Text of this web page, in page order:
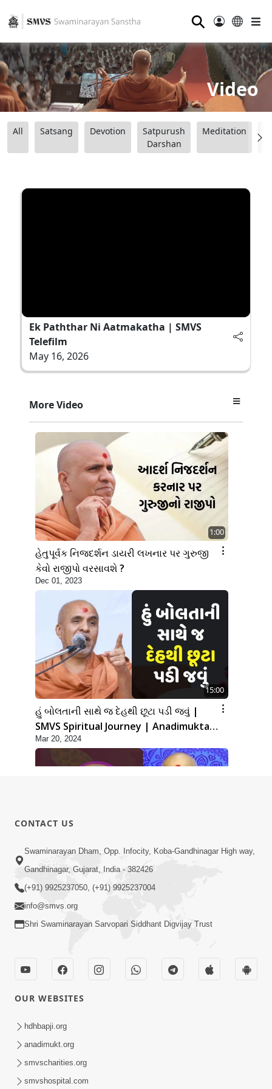
⚲
Video
All Satsang Devotion
Satpurush
Darshan
Meditation
Ek Paththar Ni Aatmakatha | SMVS
Telefilm
May 16, 2026
More Video
1:00
હેતુપૂર્વક નિજદર્શન ડાયરી લખનાર પર ગુરુજી
કેવો રાજીપો વરસાવશે ?
Dec 01, 2023
15:00
હું બોલતાની સાથે જ દેહથી છૂટા પડી જવું |
SMVS Spiritual Journey | Anadimukta
Gyan
Mar 20, 2024
17:00
હું કોણ છું ? ભાગ 1 | SMVS Spiritual
Journey | Anadimukta Gyan
હર્ષ-શોક, સુખ-દુખનું કારણ દેહભાવ | SMVS
Spiritual Journey | Anadimukta Gyan
CONTACT US
Swaminarayan Dham, Opp. Infocity, Koba-Gandhinagar High way,
Gandhinagar, Gujarat, India - 382426
(+91) 9925237050, (+91) 9925237004
info@smvs.org
Shri Swaminarayan Sarvopari Siddhant Digvijay Trust
OUR WEBSITES
hdhbapji.org
anadimukt.org
smvscharities.org
smvshospital.com